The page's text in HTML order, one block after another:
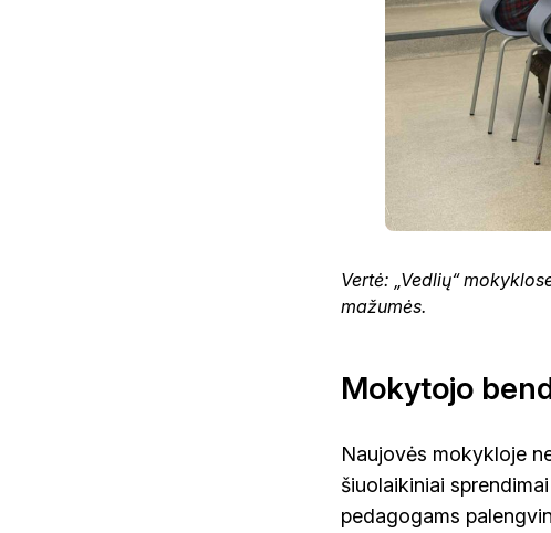
Vertė: „Vedlių“
mažumės.
Mokytojo
Naujovės mokykloje
šiuolaikiniai
pedagogams